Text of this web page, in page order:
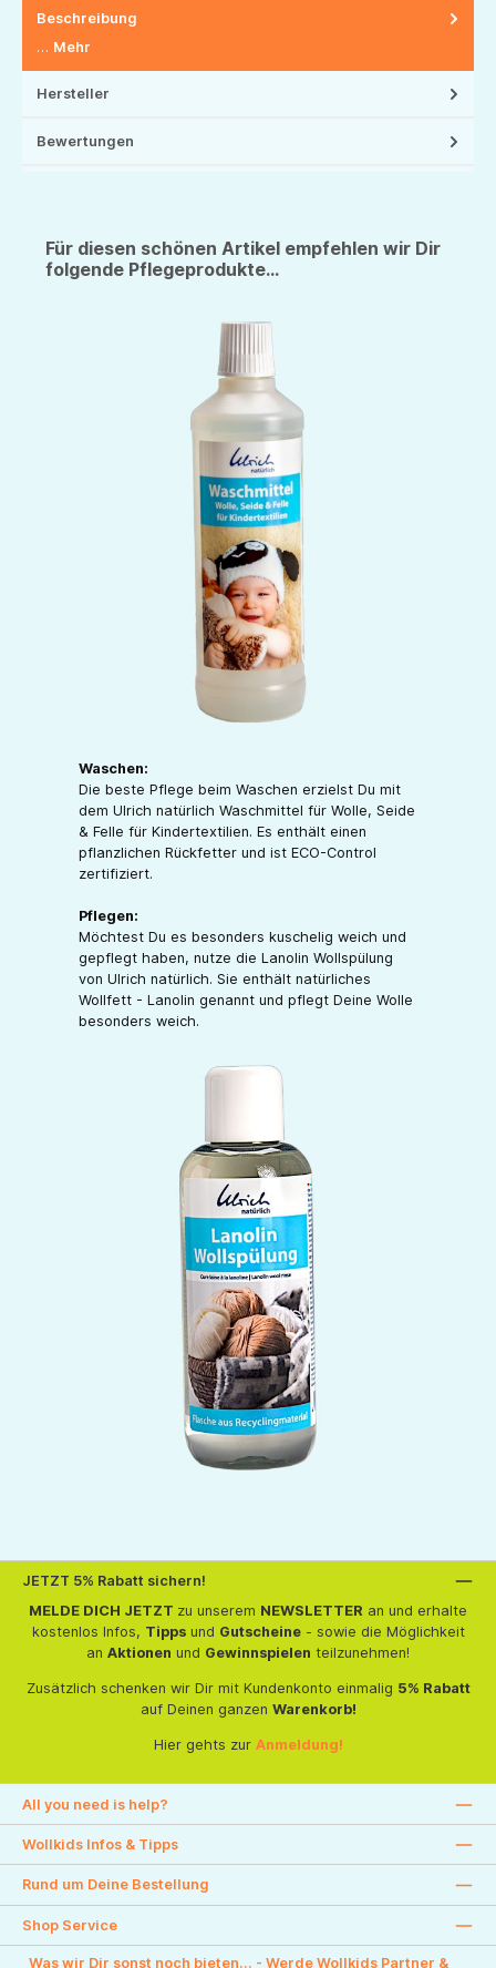
Beschreibung
… Mehr
Hersteller
Bewertungen
Für diesen schönen Artikel empfehlen wir Dir
folgende Pflegeprodukte...
Waschen:
Die beste Pflege beim Waschen erzielst Du mit
dem Ulrich natürlich Waschmittel für Wolle, Seide
& Felle für Kindertextilien. Es enthält einen
pflanzlichen Rückfetter und ist ECO-Control
zertifiziert.
Pflegen:
Möchtest Du es besonders kuschelig weich und
gepflegt haben, nutze die Lanolin Wollspülung
von Ulrich natürlich. Sie enthält natürliches
Wollfett - Lanolin genannt und pflegt Deine Wolle
besonders weich.
JETZT 5% Rabatt sichern!
MELDE DICH JETZT zu unserem NEWSLETTER an und erhalte
kostenlos Infos, Tippsund Gutscheine- sowie die Möglichkeit
an Aktionen und Gewinnspielen teilzunehmen!
Zusätzlich schenken wir Dir mit Kundenkonto einmalig 5% Rabatt
auf Deinen ganzen Warenkorb!
Hier gehts zur Anmeldung!
All you need is help?
Wollkids Infos & Tipps
Rund um Deine Bestellung
Shop Service
Was wir Dir sonst noch bieten... - Werde Wollkids Partner &